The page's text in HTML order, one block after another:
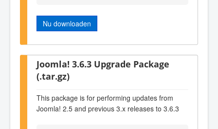
Nu downloaden
Joomla! 3.6.3 Upgrade Package
(.tar.gz)
This package is for performing updates from
Joomla! 2.5 and previous 3.x releases to 3.6.3